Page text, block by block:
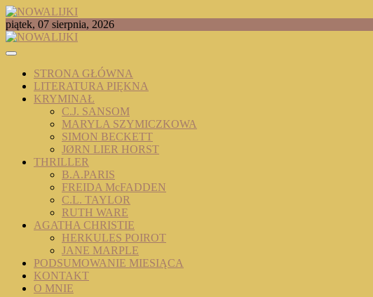
Skip
to
content
NOWALIJKI
TOMASZ RADOCHOŃSKI PISZE O KSIĄŻKACH
piątek, 07 sierpnia, 2026
STRONA GŁÓWNA
LITERATURA PIĘKNA
KRYMINAŁ
C.J. SANSOM
MARYLA SZYMICZKOWA
SIMON BECKETT
JØRN LIER HORST
THRILLER
B.A.PARIS
FREIDA McFADDEN
C.L. TAYLOR
RUTH WARE
AGATHA CHRISTIE
HERKULES POIROT
JANE MARPLE
PODSUMOWANIE MIESIĄCA
KONTAKT
O MNIE